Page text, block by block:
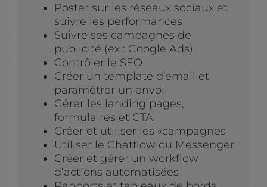
Poster sur les réseaux sociaux et
suivre les performances
Suivre ses campagnes de
publicité (ex : Google Ads)
Contrôler le SEO
Créer un template d’email et
paramétrer un envoi
Gérer les landing pages,
formulaires et CTA
Créer et utiliser les «campagnes
Utiliser le Chatflow ou Messenger
Créer et gérer un workflow
d’actions automatisées